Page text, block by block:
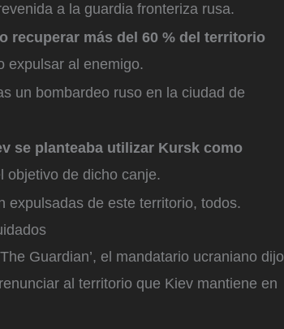
a la guardia fronteriza rusa.
recuperar más del 60 % del territorio
expulsar al enemigo.
un bombardeo ruso en la ciudad de
se planteaba utilizar Kursk como
objetivo de dicho canje.
expulsadas de este territorio, todos.
Guardian’, el mandatario ucraniano dijo
al territorio que Kiev mantiene en